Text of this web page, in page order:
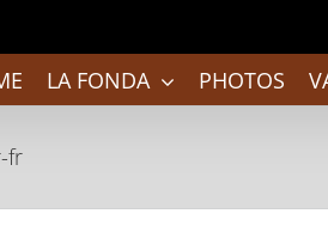
LA FONDA PHOTOS
fr